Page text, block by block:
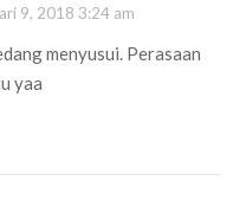
9, 2018 3:24 am
menyusui. Perasaan
yaa